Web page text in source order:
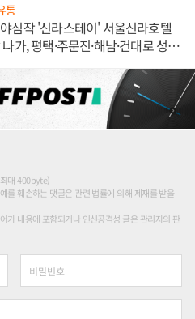
통
심작 '신라스테이' 서울신라호텔
가, 평택·주문진·해남·건대로 성
대 400byte)
를 훼손하는 댓글은 관련 법률에 의해 제재를 받을
가 내용에 포함되거나 인신공격성 글은 관리자의 판